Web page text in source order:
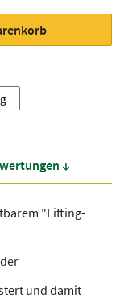
↓
"Lifting-
und damit